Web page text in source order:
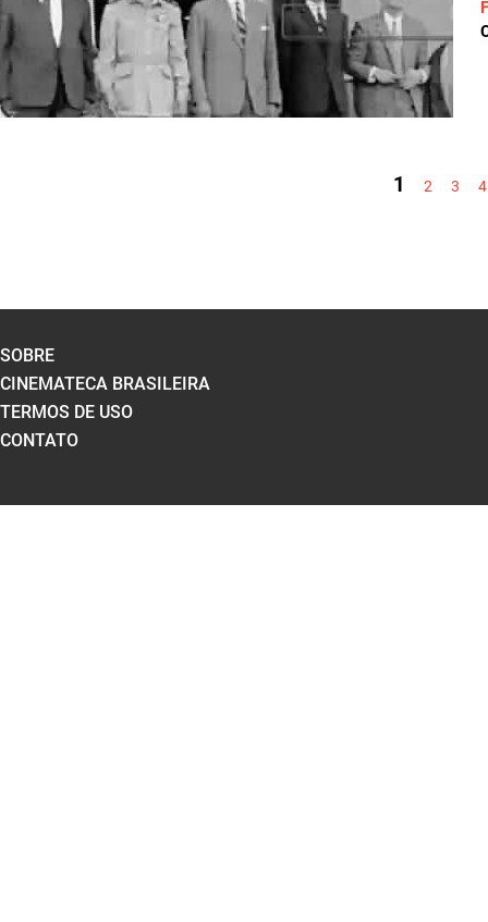
1 2 3 4
SOBRE
CINEMATECA BRASILEIRA
TERMOS DE USO
CONTATO